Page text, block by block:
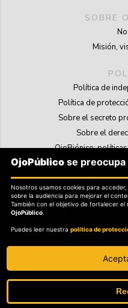
SOBRE
Misión,
Política de
Política de
Sobre el secreto
Sobre el
OjoBiónico:
Sobre libertad de información
La Tienda
OjoPúblico se
Nosotros usamos cookies para
sobre la audiencia para mejorar el
También con el objetivo de fortalecer
OjoPúblico.
Puedes leer nuestrapolítica de